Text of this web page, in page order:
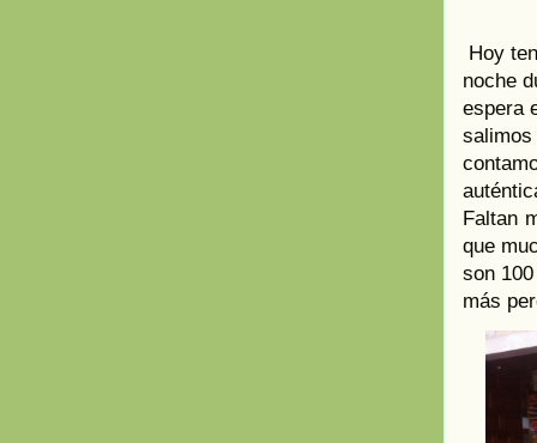
Hoy
noche
espera
Faltan
que
son
más